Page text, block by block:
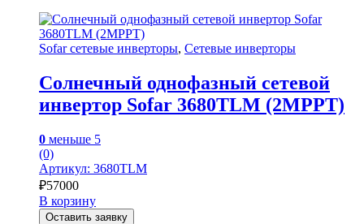
Sofar сетевые инверторы, Сетевые инверторы
Солнечный однофазный сетевой
инвертор Sofar 3680TLM (2MPPT)
0 меньше 5
(0)
Артикул: 3680TLM
₽57000
В корзину
Оставить заявку